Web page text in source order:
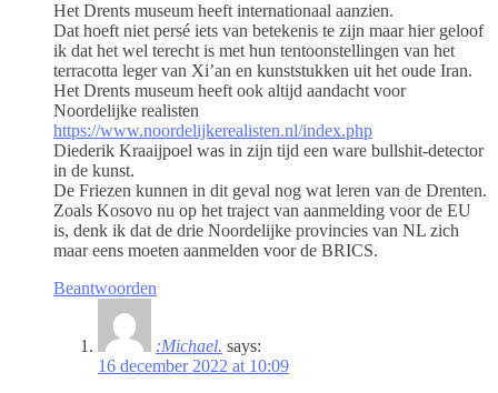
Het Drents museum heeft internationaal aanzien.
Dat hoeft niet persé iets van betekenis te zijn maar hier geloof
ik dat het wel terecht is met hun tentoonstellingen van het
terracotta leger van Xi’an en kunststukken uit het oude Iran.
Het Drents museum heeft ook altijd aandacht voor
Noordelijke realisten
https://www.noordelijkerealisten.nl/index.php
Diederik Kraaijpoel was in zijn tijd een ware bullshit-detector
in de kunst.
De Friezen kunnen in dit geval nog wat leren van de Drenten.
Zoals Kosovo nu op het traject van aanmelding voor de EU
is, denk ik dat de drie Noordelijke provincies van NL zich
maar eens moeten aanmelden voor de BRICS.
Beantwoorden
:Michael. says:
16 december 2022 at 10:09